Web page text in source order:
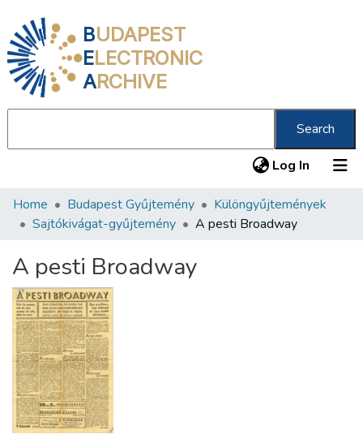
BUDAPEST
ELECTRONIC
ARCHIVE
Search
Log In (current)
Communities & Collections
Statistics
About us
Home Budapest Gyűjtemény
Különgyűjtemények
Sajtókivágat-gyűjtemény
A pesti Broadway
A pesti Broadway